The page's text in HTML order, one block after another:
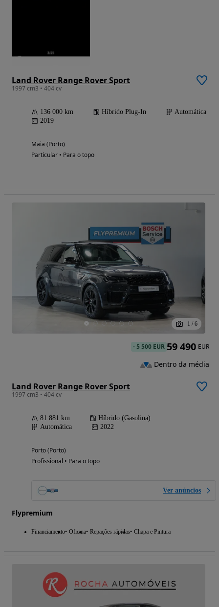
Land Rover Range Rover Sport
1997 cm3 • 404 cv
136 000 km Híbrido Plug-In
Automática
2019
Maia (Porto)
Particular • Para o topo
1 / 6
Land Rover Range Rover Sport
1997 cm3 • 404 cv
81 881 km
Híbrido (Gasolina)
Automática
2022
Porto (Porto)
Profissional • Para o topo
Ver anúncios
Flypremium
Financiamento Oficina Repações rápidas Chapa e Pintura
-5 500 EUR 59 490 EUR
Dentro da média